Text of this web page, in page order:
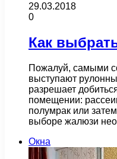
29.03.2018
0
Как
Пожалуй, самыми
выступают
разрешает
помещении:
полумрак или
выборе жалюзи
Окна